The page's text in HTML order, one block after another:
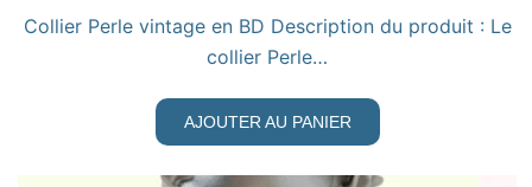
Collier Perle vintage en BD Description du produit : Le
collier Perle…
AJOUTER AU PANIER